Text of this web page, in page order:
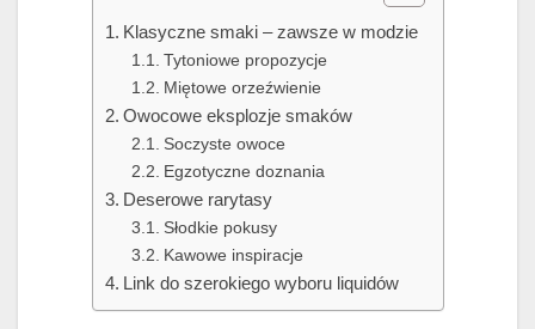
Klasyczne smaki – zawsze w modzie
Tytoniowe propozycje
Miętowe orzeźwienie
Owocowe eksplozje smaków
Soczyste owoce
Egzotyczne doznania
Deserowe rarytasy
Słodkie pokusy
Kawowe inspiracje
Link do szerokiego wyboru liquidów